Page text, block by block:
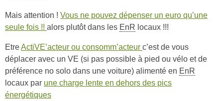
Mais attention ! Vous ne pouvez dépenser un euro qu’une
seule fois !! alors plutôt dans les EnR locaux !!!
EtreActiVE’acteur ou consomm’acteur c’est de vous
déplacer avec un VE (si pas possible à pied ou vélo et de
préférence no solo dans une voiture) alimenté en EnR
locaux par une charge lente en dehors des pics
énergétiques